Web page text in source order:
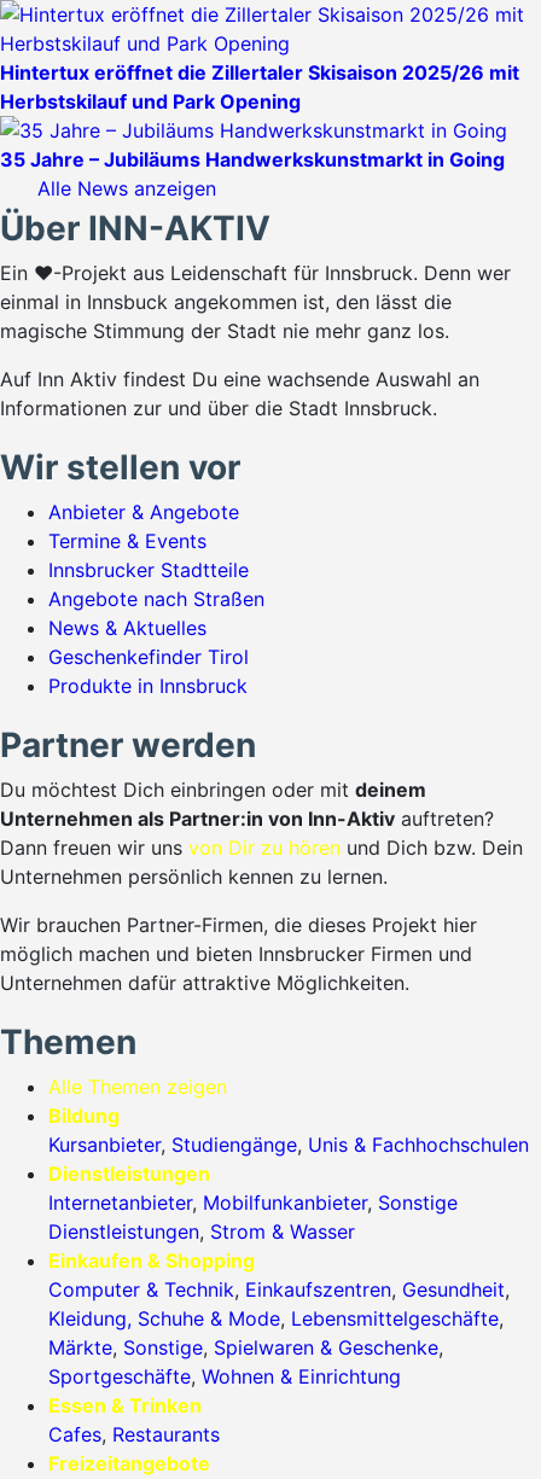
Hintertux eröffnet die Zillertaler Skisaison 2025/26 mit
Herbstskilauf und Park Opening
35 Jahre – Jubiläums Handwerkskunstmarkt in Going
Alle News anzeigen
Über INN-AKTIV
Ein ♥-Projekt aus Leidenschaft für Innsbruck. Denn wer
einmal in Innsbuck angekommen ist, den lässt die
magische Stimmung der Stadt nie mehr ganz los.
Auf Inn Aktiv findest Du eine wachsende Auswahl an
Informationen zur und über die Stadt Innsbruck.
Wir stellen vor
Anbieter & Angebote
Termine & Events
Innsbrucker Stadtteile
Angebote nach Straßen
News & Aktuelles
Geschenkefinder Tirol
Produkte in Innsbruck
Partner werden
Du möchtest Dich einbringen oder mit deinem
Unternehmen als Partner:in von Inn-Aktiv auftreten?
Dann freuen wir uns von Dir zu hören und Dich bzw. Dein
Unternehmen persönlich kennen zu lernen.
Wir brauchen Partner-Firmen, die dieses Projekt hier
möglich machen und bieten Innsbrucker Firmen und
Unternehmen dafür attraktive Möglichkeiten.
Themen
Alle Themen zeigen
Bildung
Kursanbieter, Studiengänge, Unis & Fachhochschulen
Dienstleistungen
Internetanbieter, Mobilfunkanbieter, Sonstige
Dienstleistungen, Strom & Wasser
Einkaufen & Shopping
Computer & Technik, Einkaufszentren, Gesundheit,
Kleidung, Schuhe & Mode, Lebensmittelgeschäfte,
Märkte, Sonstige, Spielwaren & Geschenke,
Sportgeschäfte, Wohnen & Einrichtung
Essen & Trinken
Cafes, Restaurants
Freizeitangebote